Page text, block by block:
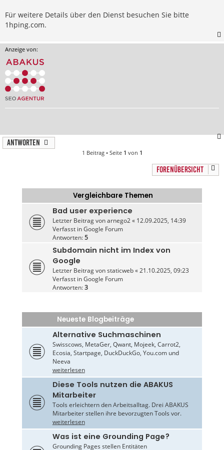
Für weitere Details über den Dienst besuchen Sie bitte
1hping.com.
Anzeige von:
Antworten
1 Beitrag • Seite 1 von 1
FORENÜBERSICHT
Vergleichbare Themen
Bad user experience
Letzter Beitrag vonarnego2« 12.09.2025, 14:39
Verfasst inGoogle Forum
Antworten:5
Subdomain nicht im Index von
Google
Letzter Beitrag vonstaticweb«21.10.2025, 09:23
Verfasst inGoogle Forum
Antworten:3
Neueste Blogbeiträge
Alternative Suchmaschinen
Swisscows, MetaGer, Qwant, Mojeek, Carrot2,
Ecosia, Startpage, DuckDuckGo, You.com und
Neeva
weiterlesen
Diese Tools nutzen die ABAKUS
Mitarbeiter
Tools erleichtern den Arbeitsalltag. Drei ABAKUS
Mitarbeiter stellen ihre bevorzugten Tools vor.
weiterlesen
Was ist eine Grounding Page?
Grounding Pages stellen Entitäten